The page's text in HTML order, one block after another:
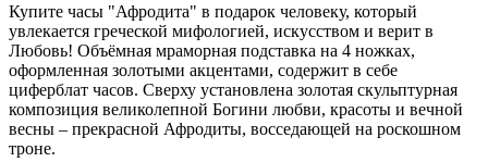
Купите часы "Афродита" в подарок человеку, который
увлекается греческой мифологией, искусством и верит в
Любовь! Объёмная мраморная подставка на 4 ножках,
оформленная золотыми акцентами, содержит в себе
циферблат часов. Сверху установлена золотая скульптурная
композиция великолепной Богини любви, красоты и вечной
весны – прекрасной Афродиты, восседающей на роскошном
троне.